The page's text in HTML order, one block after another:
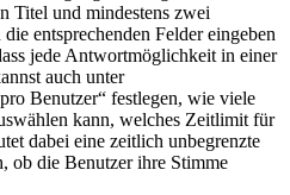
Titel und mindestens zwei
entsprechenden Felder eingeben
jede Antwortmöglichkeit in einer
auch unter
Benutzer“ festlegen, wie viele
kann, welches Zeitlimit für
dabei eine zeitlich unbegrenzte
ob die Benutzer ihre Stimme